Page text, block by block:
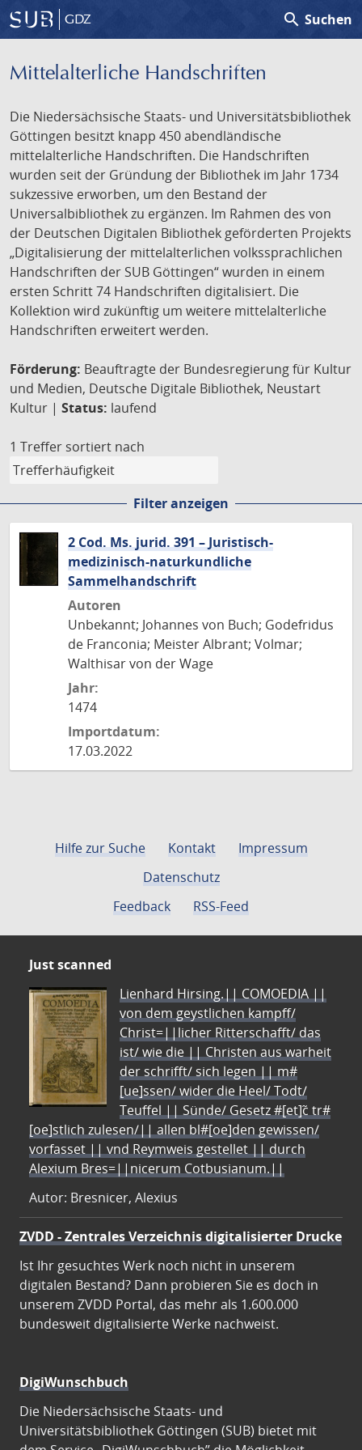
GDZ search Suchen
Mittelalterliche Handschriften
Die Niedersächsische Staats- und Universitätsbibliothek
Göttingen besitzt knapp 450 abendländische
mittelalterliche Handschriften. Die Handschriften
wurden seit der Gründung der Bibliothek im Jahr 1734
sukzessive erworben, um den Bestand der
Universalbibliothek zu ergänzen. Im Rahmen des von
der Deutschen Digitalen Bibliothek geförderten Projekts
„Digitalisierung der mittelalterlichen volkssprachlichen
Handschriften der SUB Göttingen“ wurden in einem
ersten Schritt 74 Handschriften digitalisiert. Die
Kollektion wird zukünftig um weitere mittelalterliche
Handschriften erweitert werden.
Förderung: Beauftragte der Bundesregierung für Kultur
und Medien, Deutsche Digitale Bibliothek, Neustart
Kultur | Status: laufend
1 Treffer sortiert nach
Filter anzeigen
2 Cod. Ms. jurid. 391 – Juristisch-
medizinisch-naturkundliche
Sammelhandschrift
Autoren
Unbekannt; Johannes von Buch; Godefridus
de Franconia; Meister Albrant; Volmar;
Walthisar von der Wage
Jahr:
1474
Importdatum:
17.03.2022
Hilfe zur Suche Kontakt
Impressum
Datenschutz
Feedback
RSS-Feed
Just scanned
Lienhard Hirsing.|| COMOEDIA ||
von dem geystlichen kampff/
Christ=||licher Ritterschafft/ das
ist/ wie die || Christen aus warheit
der schrifft/ sich legen || m#
[ue]ssen/ wider die Heel/ Todt/
Teuffel || Sünde/ Gesetz #[et]c̃ tr#
[oe]stlich zulesen/|| allen bl#[oe]den gewissen/
vorfasset || vnd Reymweis gestellet || durch
Alexium Bres=||nicerum Cotbusianum.||
Autor: Bresnicer, Alexius
ZVDD - Zentrales Verzeichnis digitalisierter Drucke
Ist Ihr gesuchtes Werk noch nicht in unserem
digitalen Bestand? Dann probieren Sie es doch in
unserem ZVDD Portal, das mehr als 1.600.000
bundesweit digitalisierte Werke nachweist.
DigiWunschbuch
Die Niedersächsische Staats- und
Universitätsbibliothek Göttingen (SUB) bietet mit